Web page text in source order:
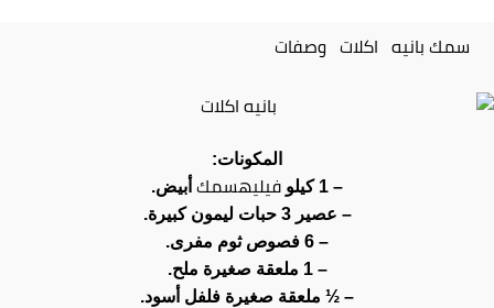
سمك بانيه اكلات وصفات
المكونات:
– 1 كيلو
فيليهسمك أبيض.
– عصير 3 حبات ليمون كبيرة.
– 6 فصوص ثوم مفرى.
– 1 ملعقة صغيرة ملح.
– ½ ملعقة صغيرة فلفل أسود.